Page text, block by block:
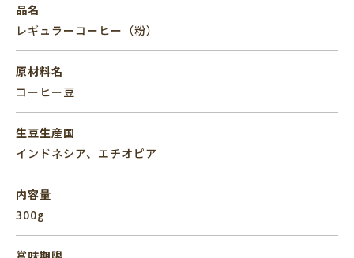
品名
レギュラーコーヒー（粉）
原材料名
コーヒー豆
生豆生産国
インドネシア、エチオピア
内容量
300g